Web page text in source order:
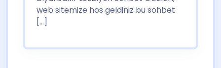
web sitemize hos geldiniz bu sohbet
[…]